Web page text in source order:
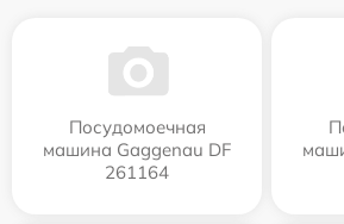
Посудомоечная
машина Gaggenau DF
261164